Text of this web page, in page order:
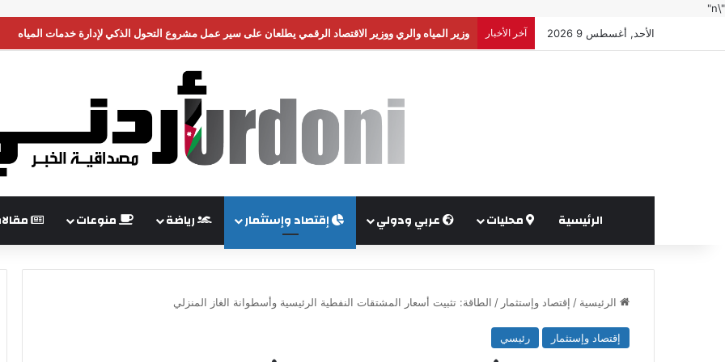
"\n"
الأحد, أغسطس 9 2026
آخر الأخبار الأردن يرحب بموقف مجلس الأمن وإدانة الهجمات الصاروخية التي شنّتها ميليشيا الحوثي على السعودية
الرئيسية محليات عربي ودولي إقتصاد وإستثمار رياضة منوعات
الرئيسية / إقتصاد وإستثمار / الطاقة: تثبيت أسعار المشتقات النفطية الرئيسية وأسطوانة الغاز المنزلي
إقتصاد وإستثمار رئيسي